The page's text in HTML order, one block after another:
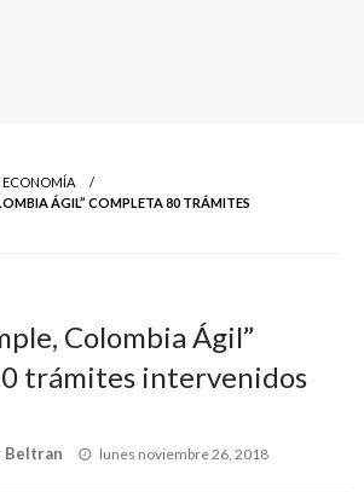
ECONOMÍA
ÁGIL” COMPLETA 80 TRÁMITES
Colombia Ágil”
trámites intervenidos
Beltran
Publicado
lunes noviembre 26, 2018